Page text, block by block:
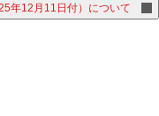
年12月11日付）について